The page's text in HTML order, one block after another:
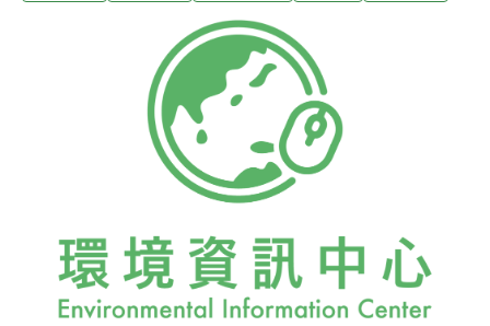
區只願開班授藝。參訪回來後，阿蓮社區社工員周燕伶等
人發現技巧不難，一個禮拜就開發完成。周燕伶表示，她
們以容量900至1000西西的回收飲料、牛奶利樂包為主材
料，底部剪掉後、清洗乾淨、曬乾，然後打版、打洞，再
以塑膠繩串接，約花費四個小時即大功告成。她說，利樂
紙盒包的外包裝圖案精美，目前她們設計出有平版、波浪
等四種造型、尺寸環保帽，接著將研究深受年輕人喜愛的